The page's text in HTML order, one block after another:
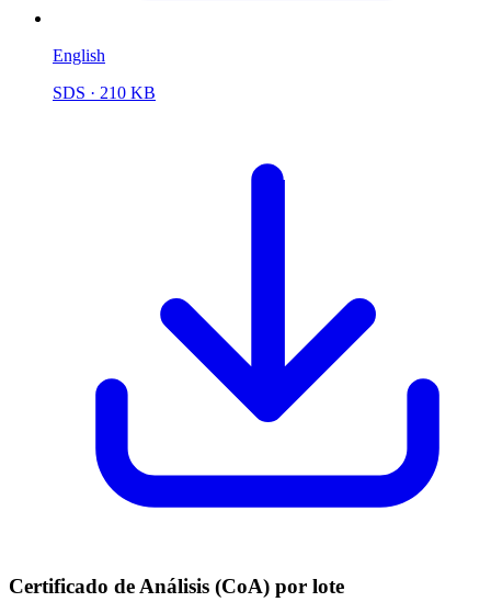
English
SDS · 210 KB
Certificado de Análisis (CoA) por lote